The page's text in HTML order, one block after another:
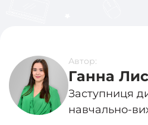
Автор:
Ганна
Заступниця
навчально-